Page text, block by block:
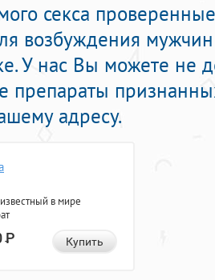
секса
возбуждения
У нас Вы можете не
препараты
адресу.
в мире
Р Купить